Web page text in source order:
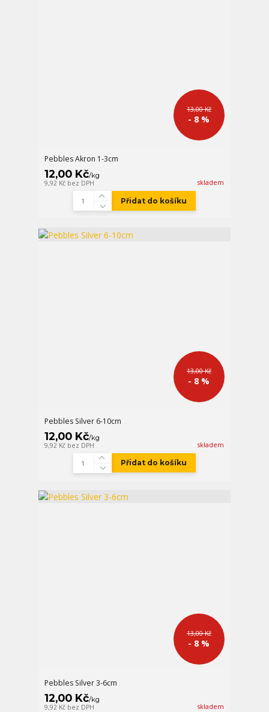
13,00 Kč
- 8 %
Pebbles Akron 1-3cm
12,00 Kč/kg
9,92 Kč bez DPH skladem
Přidat do košíku
13,00 Kč
- 8 %
Pebbles Silver 6-10cm
12,00 Kč/kg
9,92 Kč bez DPH skladem
Přidat do košíku
13,00 Kč
- 8 %
Pebbles Silver 3-6cm
12,00 Kč/kg
9,92 Kč bez DPH skladem